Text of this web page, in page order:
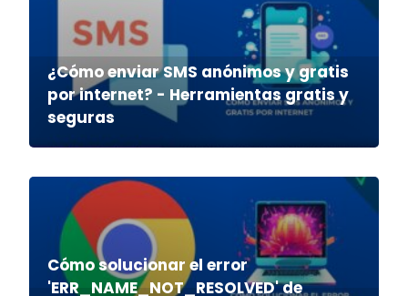
¿Cómo enviar SMS anónimos y gratis
por internet? - Herramientas gratis y
seguras
Cómo solucionar el error
'ERR_NAME_NOT_RESOLVED' de